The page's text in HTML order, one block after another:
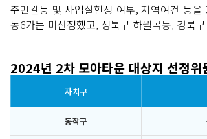
주민갈등 및 사업실현성 여부, 지역여건 등을
동6가는 미선정했고, 성북구 하월곡동, 강북
2024년 2차 모아타운 대상지 선정위
자치구
동작구